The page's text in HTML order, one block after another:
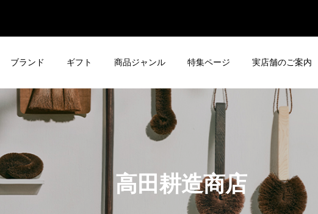
ブランド ギフト 商品ジャンル 特集ページ 実店舗のご案内
高田耕造商店